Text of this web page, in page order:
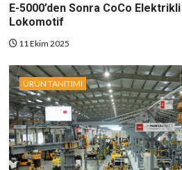
E-5000’den Sonra CoCo Elektrikli
Lokomotif
11 Ekim 2025
ÜRÜN TANITIMI